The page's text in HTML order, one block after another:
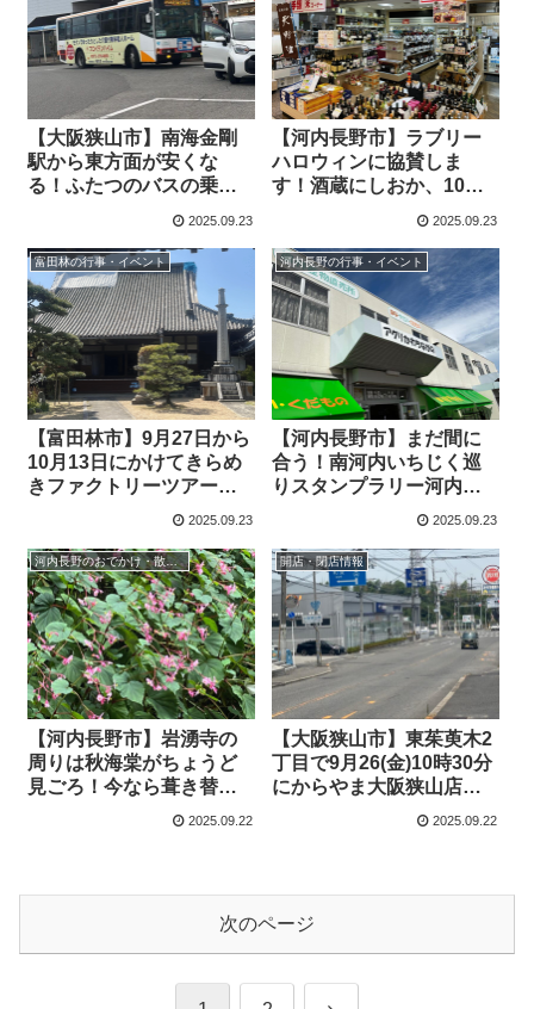
【大阪狭山市】南海金剛
駅から東方面が安くな
る！ふたつのバスの乗り
2025.09.23
【河内長野市】ラブリー
ハロウィンに協賛しま
す！酒蔵にしおか、10月
トリートに独自の特典が
付きます（オリジナル）
2025.09.23
富田林の行事・イベント
【富田林市】9月27日から
10月13日にかけてきらめ
きファクトリーツアー
「たび旅とんだばやし」
ナル）
2025.09.23
河内長野の行事・イベント
【河内長野市】まだ間に
合う！南河内いちじく巡
りスタンプラリー河内長
野が有利。高向でスタン
2025.09.23
河内長野のおでかけ・散歩記事
【河内長野市】岩湧寺の
周りは秋海棠がちょうど
見ごろ！今なら葺き替え
後の多宝塔ブロンズ屋根
2025.09.22
開店・閉店情報
【大阪狭山市】東茱萸木2
丁目で9月26(金)10時30分
にからやま大阪狭山店が
オープンします(オリジナ
2025.09.22
次のページ